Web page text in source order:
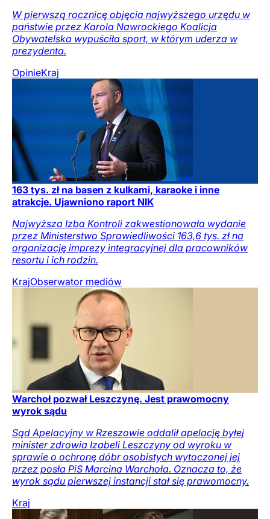
W pierwszą rocznicę objęcia najwyższego urzędu w
państwie przez Karola Nawrockiego Koalicja
Obywatelska wypuściła sport, w którym uderza w
prezydenta.
OpinieKraj
163 tys. zł na basen z kulkami, karaoke i inne
atrakcje. Ujawniono raport NIK
Najwyższa Izba Kontroli zakwestionowała wydanie
przez Ministerstwo Sprawiedliwości 163,6 tys. zł na
organizację imprezy integracyjnej dla pracowników
resortu i ich rodzin.
KrajObserwator mediów
Warchoł pozwał Leszczynę. Jest prawomocny
wyrok sądu
Sąd Apelacyjny w Rzeszowie oddalił apelację byłej
minister zdrowia Izabeli Leszczyny od wyroku w
sprawie o ochronę dóbr osobistych wytoczonej jej
przez posła PiS Marcina Warchoła. Oznacza to, że
wyrok sądu pierwszej instancji stał się prawomocny.
Kraj